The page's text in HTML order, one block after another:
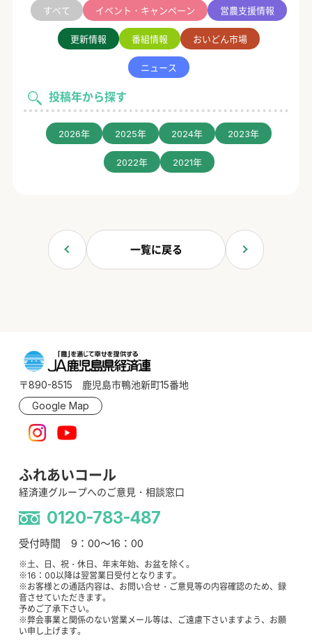
すべて イベント・キャンペーン 営農支援情報
更新情報 番組情報 おいどん市場
ニュース
投稿年から探す
2026年 2025年 2024年 2023年
2022年 2021年
一覧に戻る
〒890-8515 鹿児島市鴨池新町15番地
Google Map
ふれあいコール
経済連グループへのご意見・相談窓口
0120-783-487
受付時間 9：00～16：00
※土、日、祝・休日、年末年始、お盆を除く。
※16：00以降は翌営業日受付となります。
※お客様との通話内容は、お問い合せ・ご意見等の内容確認のため、録
音させていただきます。
予めご了承下さい。
※弊会事業と関係のない営業メール等は、ご遠慮下さいますよう、お願
い申し上げます。